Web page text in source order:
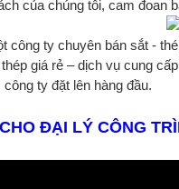
của chúng tôi, cam đoan
công ty chuyên bán sắt -
giá rẻ – dịch vụ cung
ty đặt lên hàng đầu.
ĐẠI LÝ CÔNG